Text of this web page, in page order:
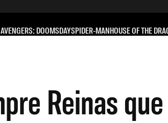
AVENGERS: DOOMSDAYSPIDER-MANHOUSE OF THE
Reinas